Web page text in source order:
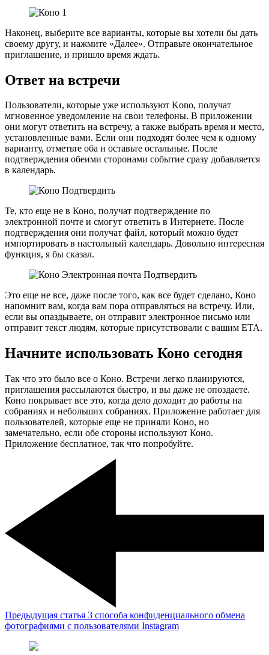
Наконец, выберите все варианты, которые вы хотели бы дать
своему другу, и нажмите «Далее». Отправьте окончательное
приглашение, и пришло время ждать.
Ответ на встречи
Пользователи, которые уже используют Kono, получат
мгновенное уведомление на свои телефоны. В приложении
они могут ответить на встречу, а также выбрать время и место,
установленные вами. Если они подходят более чем к одному
варианту, отметьте оба и оставьте остальные. После
подтверждения обеими сторонами событие сразу добавляется
в календарь.
Те, кто еще не в Коно, получат подтверждение по
электронной почте и смогут ответить в Интернете. После
подтверждения они получат файл, который можно будет
импортировать в настольный календарь. Довольно интересная
функция, я бы сказал.
Это еще не все, даже после того, как все будет сделано, Коно
напомнит вам, когда вам пора отправляться на встречу. Или,
если вы опаздываете, он отправит электронное письмо или
отправит текст людям, которые присутствовали с вашим ETA.
Начните использовать Коно сегодня
Так что это было все о Коно. Встречи легко планируются,
приглашения рассылаются быстро, и вы даже не опоздаете.
Коно покрывает все это, когда дело доходит до работы на
собраниях и небольших собраниях. Приложение работает для
пользователей, которые еще не приняли Коно, но
замечательно, если обе стороны используют Коно.
Приложение бесплатное, так что попробуйте.
Предыдущая статья 3 способа конфиденциального обмена
фотографиями с пользователями Instagram